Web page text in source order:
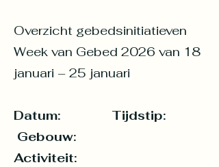
Overzicht gebedsinitiatieven
Week van Gebed 2026 van 18
januari – 25 januari
Datum: Tijdstip:
Gebouw:
Activiteit: